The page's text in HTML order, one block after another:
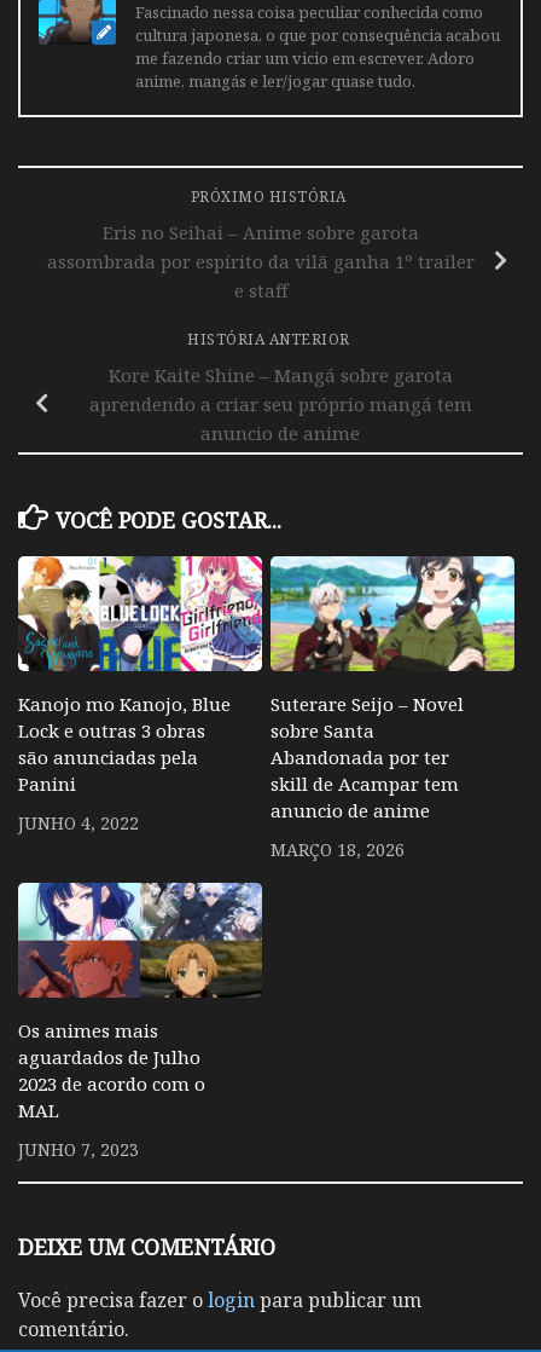
Fascinado nessa coisa peculiar conhecida como
cultura japonesa, o que por consequência acabou
me fazendo criar um vicio em escrever. Adoro
anime, mangás e ler/jogar quase tudo.
PRÓXIMO HISTÓRIA
Eris no Seihai – Anime sobre garota
assombrada por espírito da vilã ganha 1º trailer
e staff
HISTÓRIA ANTERIOR
Kore Kaite Shine – Mangá sobre garota
aprendendo a criar seu próprio mangá tem
anuncio de anime
VOCÊ PODE GOSTAR...
Kanojo mo Kanojo, Blue
Lock e outras 3 obras
são anunciadas pela
Panini
JUNHO 4, 2022
Suterare Seijo – Novel
sobre Santa
Abandonada por ter
skill de Acampar tem
anuncio de anime
MARÇO 18, 2026
Os animes mais
aguardados de Julho
2023 de acordo com o
MAL
JUNHO 7, 2023
DEIXE UM COMENTÁRIO
Você precisa fazer ologinpara publicar um
comentário.